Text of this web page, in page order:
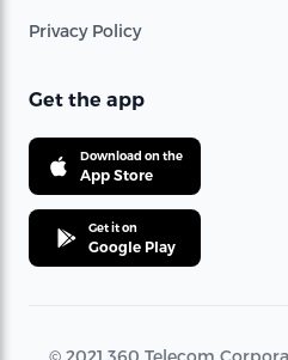
Privacy Policy
Get the app
Download on the
App Store
Get it on
Google Play
© 2021 360 Telecom